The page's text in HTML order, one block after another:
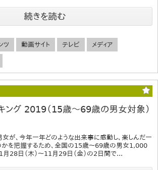
続きを読む
ツ 動画サイト テレビ メディア
ング 2019（15歳～69歳の男女対象）
女が、今年一年どのような出来事に感動し、楽しんだ一
かを把握するため、全国の15歳～69歳の男女1,000
28日（木）～11月29日（金）の2日間で...